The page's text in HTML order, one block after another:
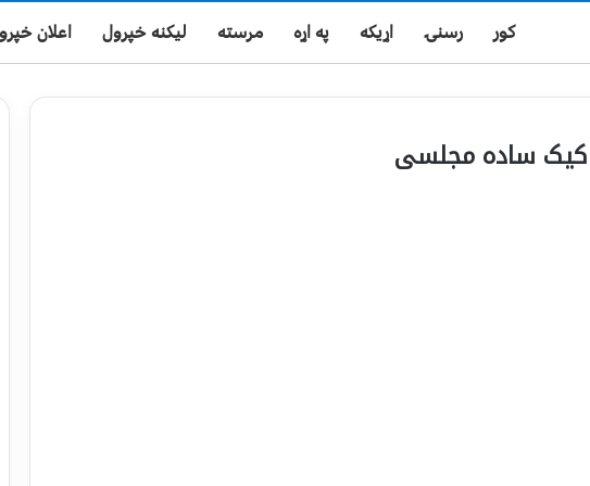
کور رسنۍ اړیکه په اړه مرسته لیکنه خپرول اعلان